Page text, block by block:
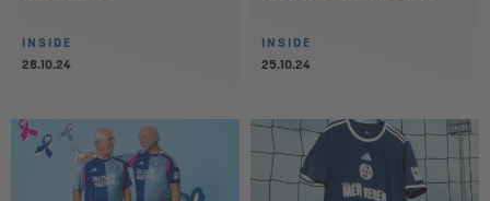
INSIDE
28.10.24
INSIDE
25.10.24